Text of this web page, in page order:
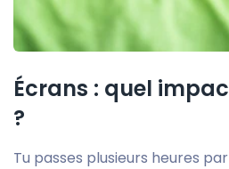
Écrans : quel
?
Tu passes plusieurs heures